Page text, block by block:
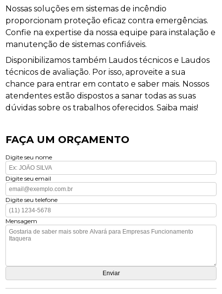
Nossas soluções em sistemas de incêndio
proporcionam proteção eficaz contra emergências.
Confie na expertise da nossa equipe para instalação e
manutenção de sistemas confiáveis.
Disponibilizamos também Laudos técnicos e Laudos
técnicos de avaliação. Por isso, aproveite a sua
chance para entrar em contato e saber mais. Nossos
atendentes estão dispostos a sanar todas as suas
dúvidas sobre os trabalhos oferecidos. Saiba mais!
FAÇA UM ORÇAMENTO
Digite seu nome
Digite seu email
Digite seu telefone
Mensagem